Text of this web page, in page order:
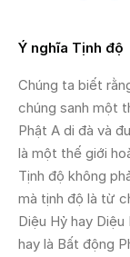
Ý nghĩa Tịnh độ
Chúng ta biết
chúng sanh một
Phật A di đà và
là một thế giới
Tịnh độ không
mà tịnh độ là từ
Diệu Hỷ hay
hay là Bất động